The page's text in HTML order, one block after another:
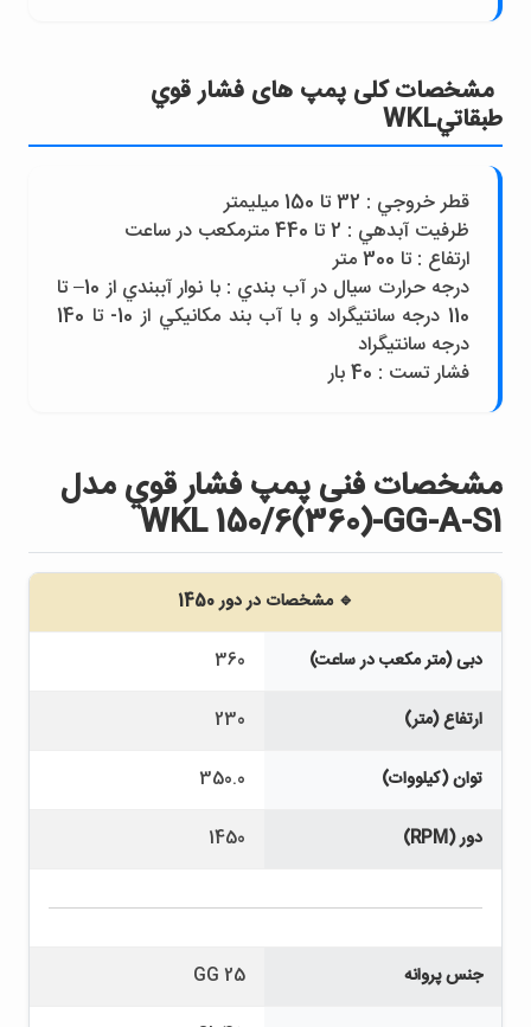
مشخصات کلی پمپ های فشار قوي
طبقاتيWKL
قطر خروجي : 32 تا 150 ميليمتر
ظرفيت آبدهي : 2 تا 440 مترمکعب در ساعت
ارتفاع : تا 300 متر
درجه حرارت سيال در آب بندي : با نوار آببندي از 10– تا
110 درجه سانتيگراد و با آب بند مکانيکي از 10- تا 140
درجه سانتيگراد
فشار تست : 40 بار
مشخصات فنی پمپ فشار قوي مدل
WKL 150/6(360)-GG-A-S1
🔹 مشخصات در دور 1450
دبی (متر مکعب در ساعت) 360
ارتفاع (متر) 230
توان (کیلووات) 350.0
دور (RPM) 1450
جنس پروانه GG 25